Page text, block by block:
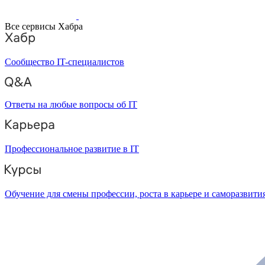
Все сервисы Хабра
Сообщество IT-специалистов
Ответы на любые вопросы об IT
Профессиональное развитие в IT
Обучение для смены профессии, роста в карьере и